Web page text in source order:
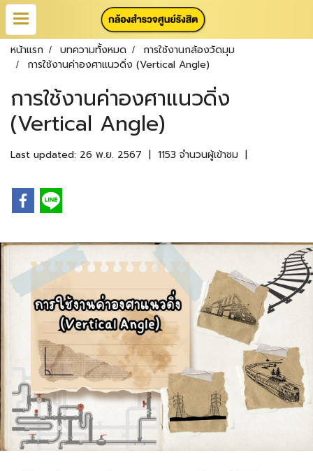
หน้าแรก บทความทั้งหมด
การใช้งานกล้องวัดมุม
การใช้งานค่าองศาแนวดิ่ง (Vertical Angle)
การใช้งานค่าองศาแนวดิ่ง
(Vertical Angle)
Last updated: 26 พ.ย. 2567 | 1153 จำนวนผู้เข้าชม |